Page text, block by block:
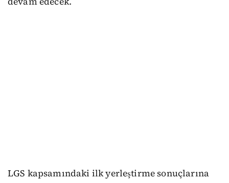
LGS kapsamındaki ilk yerleştirme sonuçlarına